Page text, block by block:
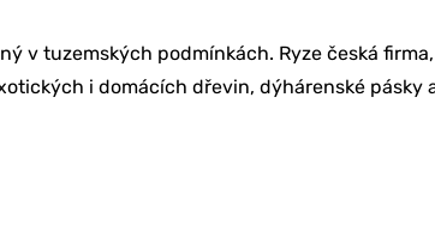
ŠKOLENÍ
v tuzemských podmínkách. Ryze česká
i domácích dřevin, dýhárenské pásky